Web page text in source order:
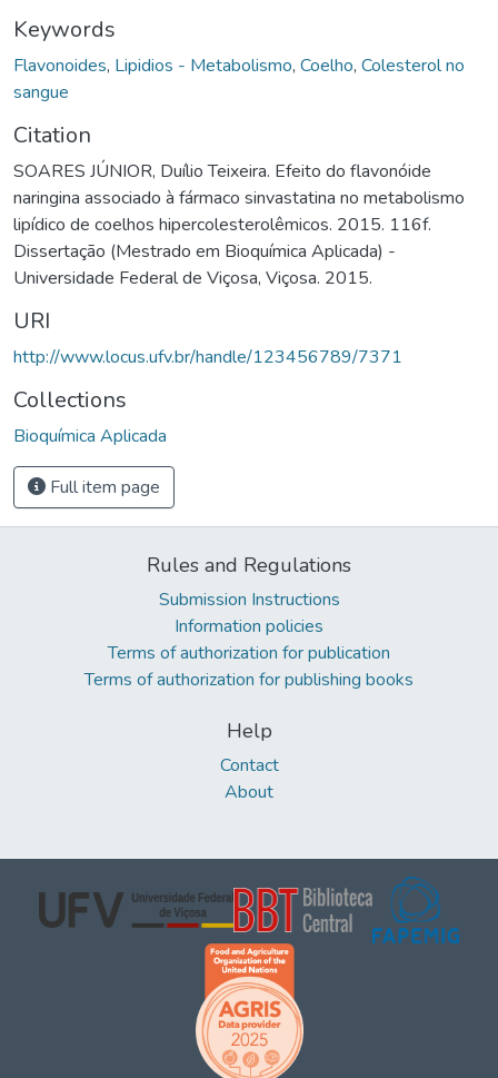
Keywords
Flavonoides, Lipidios - Metabolismo, Coelho, Colesterol no
sangue
Citation
SOARES JÚNIOR, Duílio Teixeira. Efeito do flavonóide
naringina associado à fármaco sinvastatina no metabolismo
lipídico de coelhos hipercolesterolêmicos. 2015. 116f.
Dissertação (Mestrado em Bioquímica Aplicada) -
Universidade Federal de Viçosa, Viçosa. 2015.
URI
http://www.locus.ufv.br/handle/123456789/7371
Collections
Bioquímica Aplicada
Full item page
Rules and Regulations
Submission Instructions
Information policies
Terms of authorization for publication
Terms of authorization for publishing books
Help
Contact
About